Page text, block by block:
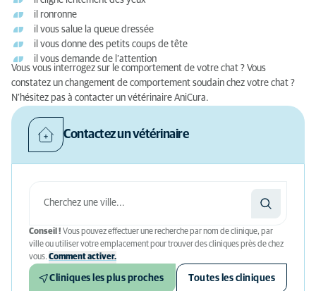
il ronronne
il vous salue la queue dressée
il vous donne des petits coups de tête
il vous demande de l’attention
Vous vous interrogez sur le comportement de votre chat ? Vous
constatez un changement de comportement soudain chez votre chat ?
N’hésitez pas à contacter un vétérinaire AniCura.
Contactez un vétérinaire
Conseil ! Vous pouvez effectuer une recherche par nom de clinique, par
ville ou utiliser votre emplacement pour trouver des cliniques près de chez
vous. Comment activer.
Cliniques les plus proches Toutes les cliniques